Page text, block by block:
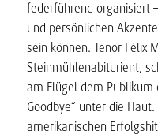
federführend organisiert
und persönlichen
sein können. Tenor Félix
Steinmühlenabiturient,
am Flügel dem Publikum
Goodbye“ unter die
amerikanischen